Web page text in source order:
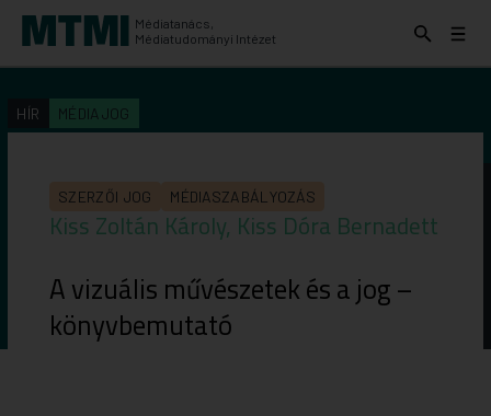
Médiatanács,
Médiatudományi Intézet
Keresés
Menü
HÍR MÉDIAJOG
Kiss Zoltán Károly, Kiss Dóra Bernadett
SZERZŐI JOG MÉDIASZABÁLYOZÁS
A vizuális művészetek és a jog –
könyvbemutató